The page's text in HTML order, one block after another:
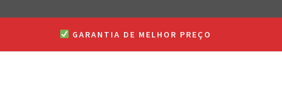
GARANTIA DE MELHOR PREÇO